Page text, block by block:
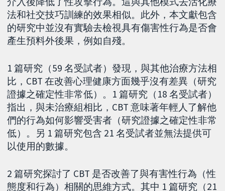
法和社交技巧訓練的效果相似。此外，本文獻包含
的研究中並沒有實驗去檢視具有傷害性行為是否會
產生預料外後果，例如自殘。
1 篇研究（59 名受試者）發現，與其他治療方法相
比，CBT 在改善心理健康方面幾乎沒有差異（研究
證據之確定性非常低）。1 篇研究（18 名受試者）
指出，與未治療組相比，CBT 意味著年輕人了解他
們的行為如何影響受害者（研究證據之確定性非常
低）。另 1 篇研究包含 21 名受試者並無法提供可
以使用的數據。
2 篇研究探討了 CBT 是否改善了與有害性行為（性
態度和行為）相關的思維方式。其中 1 篇研究（21